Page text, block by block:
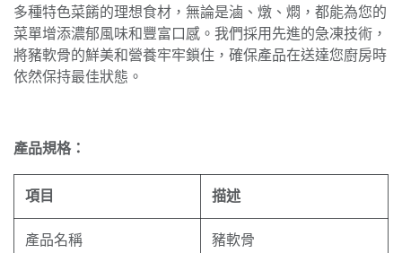
多種特色菜餚的理想食材，無論是滷、燉、燜，都能為您的
菜單增添濃郁風味和豐富口感。我們採用先進的急凍技術，
將豬軟骨的鮮美和營養牢牢鎖住，確保產品在送達您廚房時
依然保持最佳狀態。
產品規格：
項目 描述
產品名稱 豬軟骨